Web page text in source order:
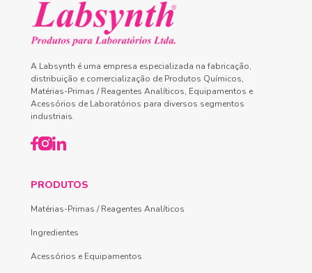
A Labsynth é uma empresa especializada na fabricação,
distribuição e comercialização de Produtos Químicos,
Matérias-Primas / Reagentes Analíticos, Equipamentos e
Acessórios de Laboratórios para diversos segmentos
industriais.
PRODUTOS
Matérias-Primas / Reagentes Analíticos
Ingredientes
Acessórios e Equipamentos